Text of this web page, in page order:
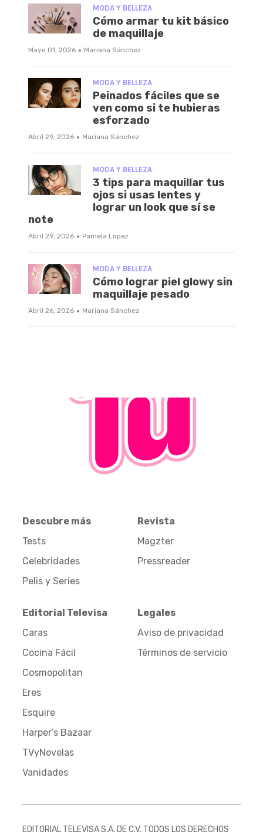
MODA Y BELLEZA
Cómo armar tu kit básico
de maquillaje
Mayo 01, 2026 · Mariana Sánchez
MODA Y BELLEZA
Peinados fáciles que se
ven como si te hubieras
esforzado
Abril 29, 2026 · Mariana Sánchez
MODA Y BELLEZA
3 tips para maquillar tus
ojos si usas lentes y
lograr un look que sí se
note
Abril 29, 2026 · Pamela López
MODA Y BELLEZA
Cómo lograr piel glowy sin
maquillaje pesado
Abril 26, 2026 · Mariana Sánchez
Descubre más
Tests
Celebridades
Pelis y Series
Revista
Magzter
Pressreader
Editorial Televisa
Caras
Cocina Fácil
Cosmopolitan
Eres
Esquire
Harper’s Bazaar
TVyNovelas
Vanidades
Legales
Aviso de privacidad
Términos de servicio
EDITORIAL TELEVISA S.A. DE C.V. TODOS LOS DERECHOS